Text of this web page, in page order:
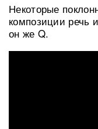
Некоторые
композиции речь
он же Q.